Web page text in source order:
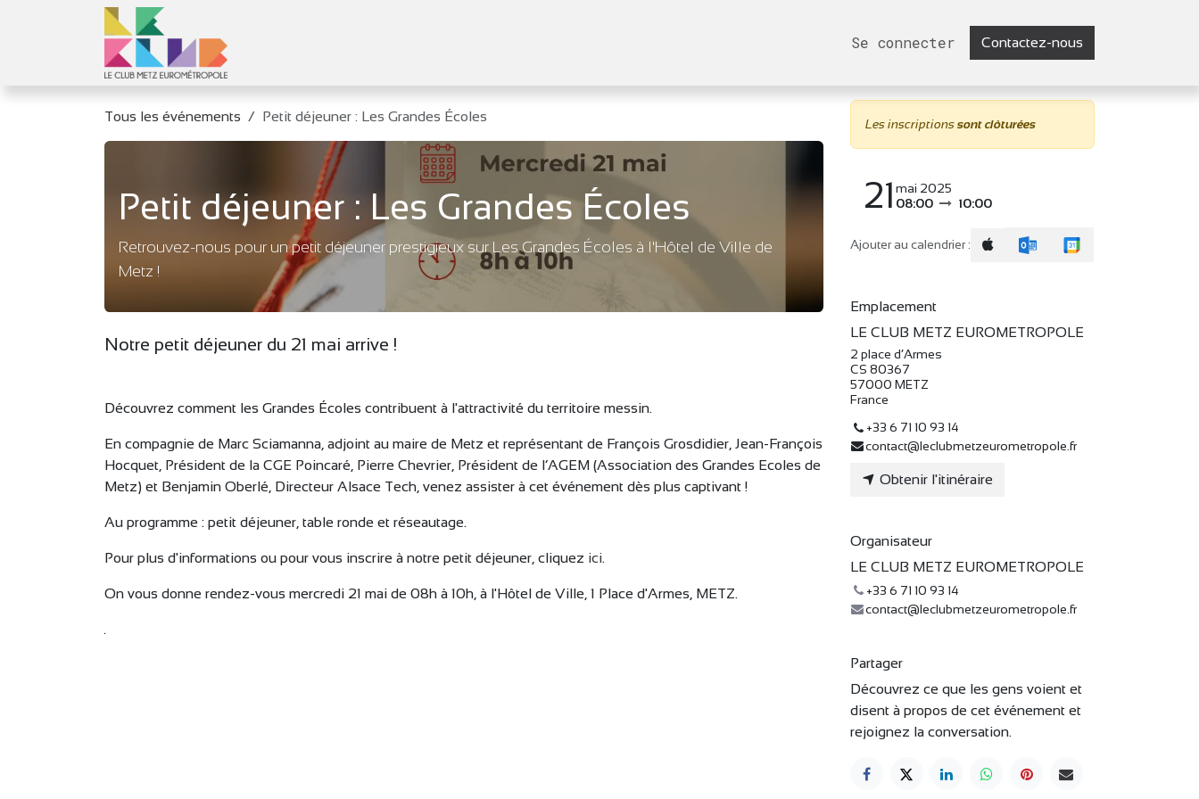
Se rendre au contenu
Se connecter Contactez-nous
Tous les événements Petit déjeuner : Les Grandes Écoles
Petit déjeuner : Les Grandes Écoles
Retrouvez-nous pour un petit déjeuner prestigieux sur Les Grandes Écoles à l'Hôtel de Ville de
Metz !
Notre petit déjeuner du 21 mai arrive !
Découvrez comment les Grandes Écoles contribuent à l'attractivité du territoire messin.
En compagnie de Marc Sciamanna, adjoint au maire de Metz et représentant de François Grosdidier, Jean-François
Hocquet, Président de la CGE Poincaré, Pierre Chevrier, Président de l’AGEM (Association des Grandes Ecoles de
Metz) et Benjamin Oberlé, Directeur Alsace Tech, venez assister à cet événement dès plus captivant !
Au programme : petit déjeuner, table ronde et réseautage.
Pour plus d'informations ou pour vous inscrire à notre petit déjeuner, cliquez ici.
On vous donne rendez-vous mercredi 21 mai de 08h à 10h, à l'Hôtel de Ville, 1 Place d'Armes, METZ.
.
Les inscriptionssont clôturées
21 mai 2025
08:00
10:00
Ajouter au calendrier :
Emplacement
LE CLUB METZ EUROMETROPOLE
2 place d’Armes
CS 80367
57000 METZ
France
+33 6 71 10 93 14
contact@leclubmetzeurometropole.fr
Obtenir l'itinéraire
Organisateur
LE CLUB METZ EUROMETROPOLE
+33 6 71 10 93 14
contact@leclubmetzeurometropole.fr
Partager
Découvrez ce que les gens voient et
disent à propos de cet événement et
rejoignez la conversation.